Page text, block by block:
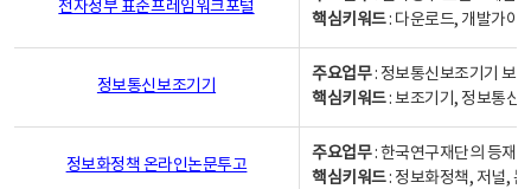
전자정부 표준프레임워크포털
핵심키워드: 다운로드, 개발가이
정보통신보조기기
주요업무: 정보통신보조기기 보
핵심키워드: 보조기기, 정보통신
정보화정책 온라인논문투고
주요업무: 한국연구재단의 등재
핵심키워드: 정보화정책, 저널,